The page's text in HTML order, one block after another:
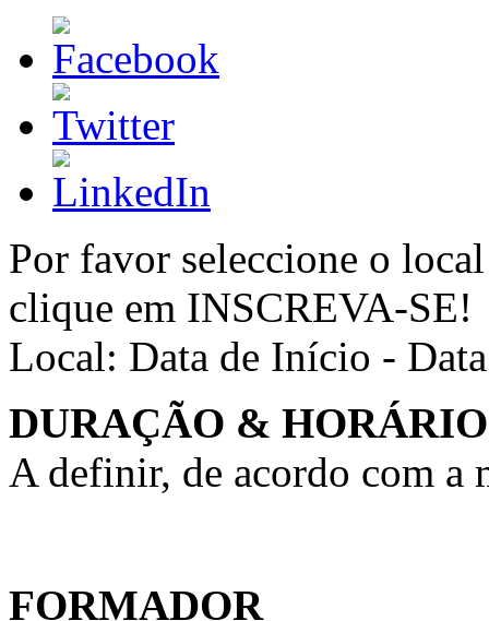
Por favor seleccione o
clique em INSCREVA-SE!
Local: Data de Início -
DURAÇÃO & HORÁRIO
A definir, de acordo com a
FORMADOR